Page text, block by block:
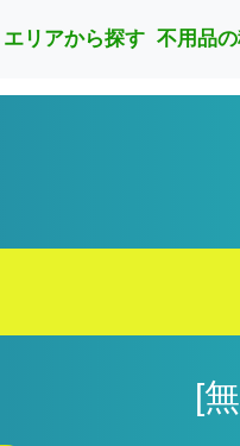
エリアから探す 不用品
[